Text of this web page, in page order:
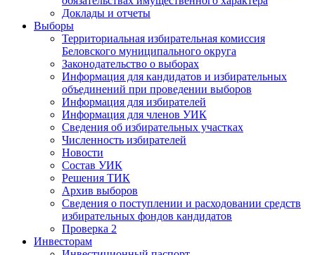
Доклады и отчеты
Выборы
Территориальная избирательная комиссия
Беловского муниципального округа
Законодательство о выборах
Информация для кандидатов и избирательных
объединений при проведении выборов
Информация для избирателей
Информация для членов УИК
Сведения об избирательных участках
Численность избирателей
Новости
Состав УИК
Решения ТИК
Архив выборов
Сведения о поступлении и расходовании средств
избирательных фондов кандидатов
Проверка 2
Инвесторам